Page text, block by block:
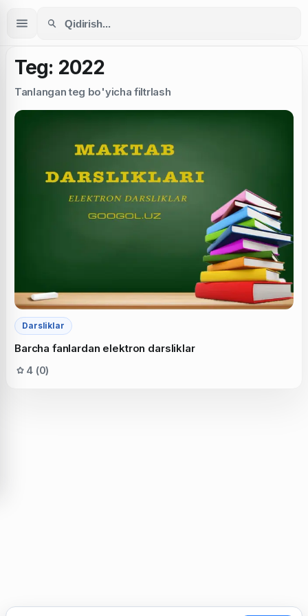
Teg: 2022
Tanlangan teg bo'yicha filtrlash
Darsliklar
Barcha fanlardan elektron darsliklar
4 (0)